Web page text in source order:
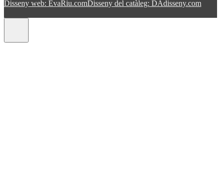
Disseny web: EvaRiu.comDisseny del catàleg: DAdisseny.com